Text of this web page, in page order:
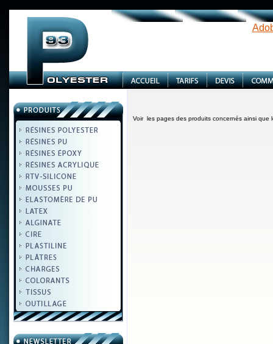
Voir les pages des produits concernés ainsi que